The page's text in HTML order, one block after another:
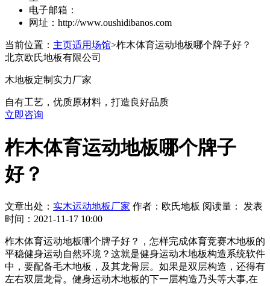
电子邮箱：
网址：http://www.oushidibanos.com
当前位置： 主页适用场馆>柞木体育运动地板哪个牌子好？
北京欧氏地板有限公司
木地板定制实力厂家
自有工艺，优质原材料，打造良好品质
立即咨询
柞木体育运动地板哪个牌子
好？
文章出处： 实木运动地板厂家 作者：欧氏地板 阅读量：
发表
时间：2021-11-17 10:00
柞木体育运动地板哪个牌子好？，怎样完成体育竞赛木地板的
平稳健身运动自然环境？这就是健身运动木地板构造系统软件
中，要配备毛木地板，及其龙骨层。如果是双层构造，还得有
左右双层龙骨。健身运动木地板的下一层构造乃头等大事,在